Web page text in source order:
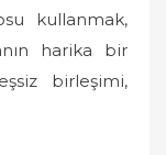
kullanmak,
harika bir
birleşimi,